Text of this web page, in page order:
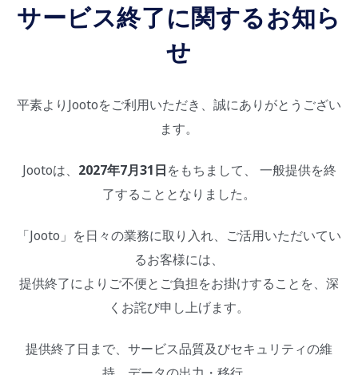
サービス終了に関するお知ら
せ
平素よりJootoをご利用いただき、誠にありがとうござい
ます。
Jootoは、 2027年7月31日をもちまして、 一般提供を終
了することとなりました。
「Jooto」を日々の業務に取り入れ、ご活用いただいてい
るお客様には、
提供終了によりご不便とご負担をお掛けすることを、深
くお詫び申し上げます。
提供終了日まで、サービス品質及びセキュリティの維